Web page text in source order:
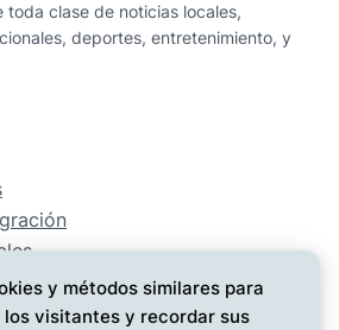
toda clase de noticias locales,
deportes, entretenimiento, y
y métodos similares para
los visitantes y recordar sus